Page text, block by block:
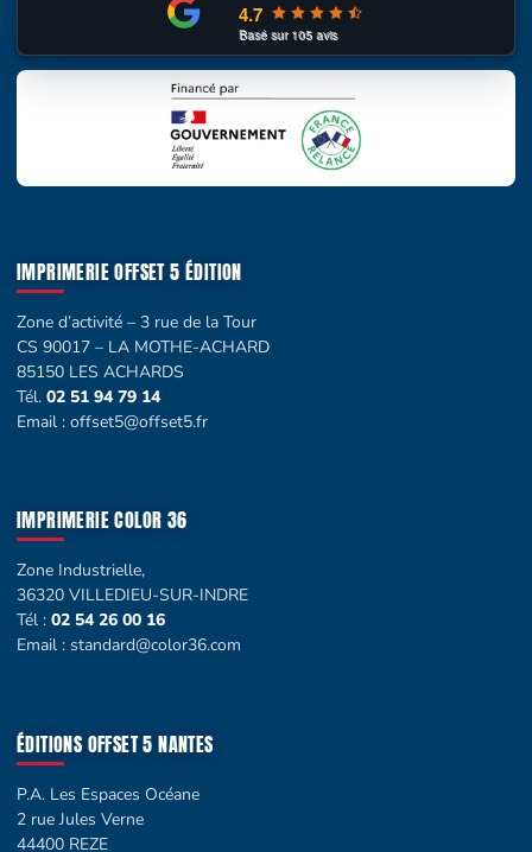
4.7
Basé sur105avis
IMPRIMERIE OFFSET 5 ÉDITION
Zone d’activité – 3 rue de la Tour
CS 90017 – LA MOTHE-ACHARD
85150 LES ACHARDS
Tél. 02 51 94 79 14
Email : offset5@offset5.fr
IMPRIMERIE COLOR 36
Zone Industrielle,
36320 VILLEDIEU-SUR-INDRE
Tél : 02 54 26 00 16
Email : standard@color36.com
ÉDITIONS OFFSET 5 NANTES
P.A. Les Espaces Océane
2 rue Jules Verne
44400 REZE